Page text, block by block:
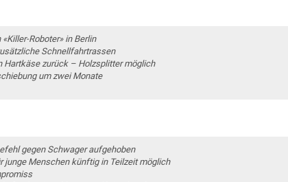
Roboter» in Berlin
Schnellfahrtrassen
Hartkäse zurück – Holzsplitter möglich
um zwei Monate
gegen Schwager aufgehoben
junge Menschen künftig in Teilzeit möglich